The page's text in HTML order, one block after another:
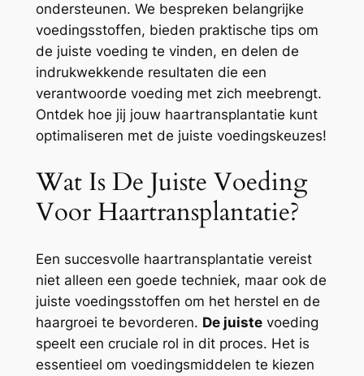
ondersteunen. We bespreken belangrijke
voedingsstoffen, bieden praktische tips om
de juiste voeding te vinden, en delen de
indrukwekkende resultaten die een
verantwoorde voeding met zich meebrengt.
Ontdek hoe jij jouw haartransplantatie kunt
optimaliseren met de juiste voedingskeuzes!
Wat Is De Juiste Voeding
Voor Haartransplantatie?
Een succesvolle haartransplantatie vereist
niet alleen een goede techniek, maar ook de
juiste voedingsstoffen om het herstel en de
haargroei te bevorderen. De juistevoeding
speelt een cruciale rol in dit proces. Het is
essentieel om voedingsmiddelen te kiezen